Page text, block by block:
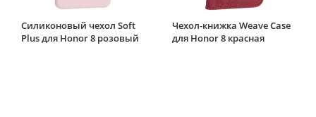
Силиконовый чехол Soft
Plus для Honor 8 розовый
Чехол-книжка Weave Case
для Honor 8 красная